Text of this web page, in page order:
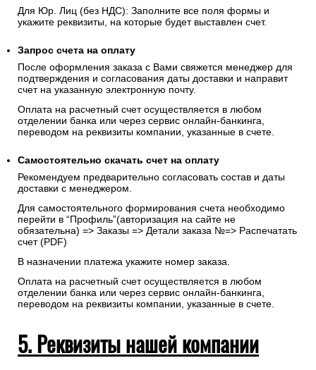
Для Юр. Лиц (без НДС): Заполните все поля формы и
укажите реквизиты, на которые будет выставлен счет.
Запрос счета на оплату
После оформления заказа с Вами свяжется менеджер для
подтверждения и согласования даты доставки и направит
счет на указанную электронную почту.
Оплата на расчетный счет осуществляется в любом
отделении банка или через сервис онлайн-банкинга,
переводом на реквизиты компании, указанные в счете.
Самостоятельно скачать счет на оплату
Рекомендуем предварительно согласовать состав и даты
доставки с менеджером.
Для самостоятельного формирования счета необходимо
перейти в “Профиль”(авторизация на сайте не
обязательна) => Заказы => Детали заказа №=> Распечатать
счет (PDF)
В назначении платежа укажите номер заказа.
Оплата на расчетный счет осуществляется в любом
отделении банка или через сервис онлайн-банкинга,
переводом на реквизиты компании, указанные в счете.
5. Реквизиты нашей компании